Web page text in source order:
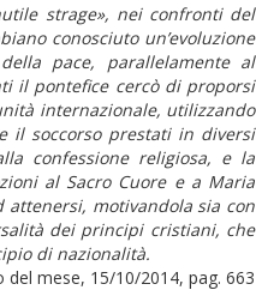
strage», nei confronti del
conosciuto un’evoluzione
pace, parallelamente al
il pontefice cercò di proporsi
internazionale, utilizzando
il soccorso prestati in diversi
confessione religiosa, e la
al Sacro Cuore e a Maria
attenersi, motivandola sia con
dei principi cristiani, che
di nazionalità.
del mese, 15/10/2014, pag. 663